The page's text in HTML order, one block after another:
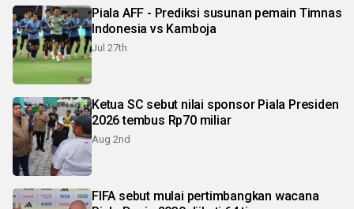
Piala AFF - Prediksi susunan pemain Timnas
Indonesia vs Kamboja
Jul 27th
Ketua SC sebut nilai sponsor Piala Presiden
2026 tembus Rp70 miliar
Aug 2nd
FIFA sebut mulai pertimbangkan wacana